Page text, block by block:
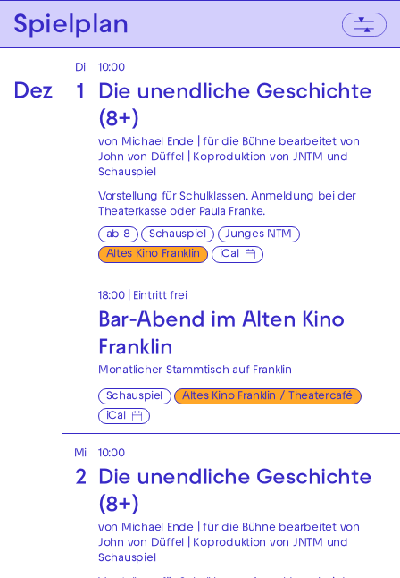
Zur Hauptnavigation springen
Zum Hauptinhalt springen
Spielplan
Dez
Di
1
10:00
Die unendliche Geschichte
(8+)
von Michael Ende | für die Bühne bearbeitet von
John von Düffel | Koproduktion von JNTM und
Schauspiel
Vorstellung für Schulklassen. Anmeldung bei der
Theaterkasseoder Paula Franke.
ab 8 Schauspiel
Junges NTM
Altes Kino Franklin
iCal
18:00| Eintritt frei
Bar-Abend im Alten Kino
Franklin
Monatlicher Stammtisch auf Franklin
Schauspiel
Altes Kino Franklin / Theatercafé
iCal
Mi
2
10:00
Die unendliche Geschichte
(8+)
von Michael Ende | für die Bühne bearbeitet von
John von Düffel | Koproduktion von JNTM und
Schauspiel